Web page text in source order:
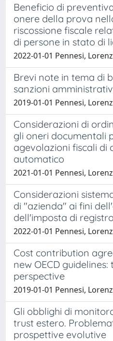
Beneficio di
onere della prova
riscossione fiscale
di persone in stato di
2022-01-01 Pennesi,
Brevi note in tema di
sanzioni
2019-01-01 Pennesi,
Considerazioni di
gli oneri documentali
agevolazioni fiscali di
automatico
2021-01-01 Pennesi,
Considerazioni
di "azienda" ai fini
dell'imposta di registro
2022-01-01 Pennesi,
Cost contribution
new OECD guidelines:
perspective
2019-01-01 Pennesi,
Gli obblighi di
trust estero.
prospettive evolutive